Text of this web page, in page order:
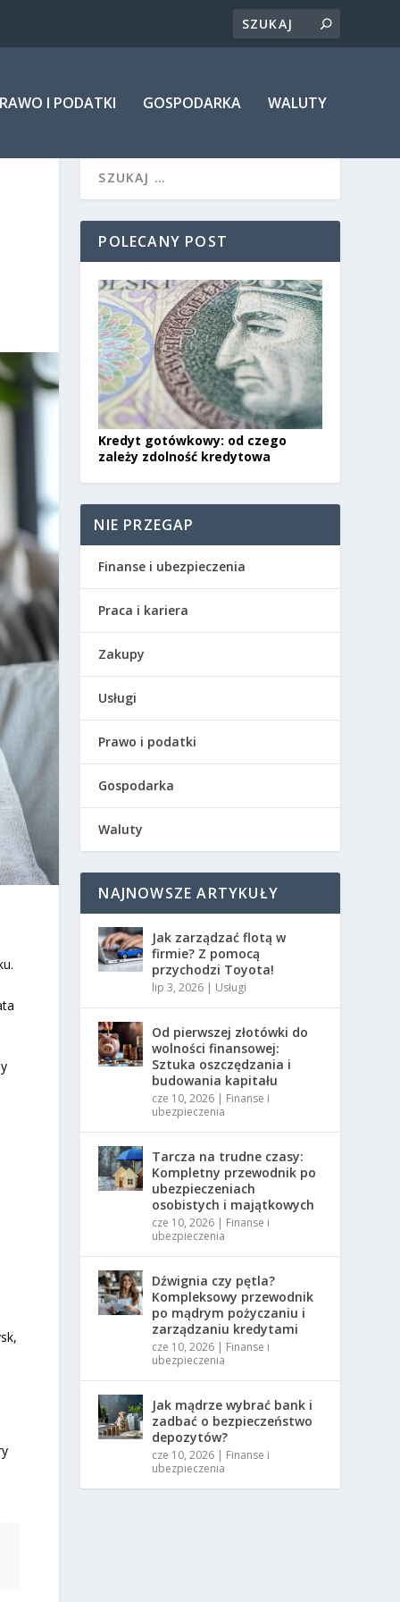
I PODATKI GOSPODARKA WALUTY
POLECANY POST
Kredyt gotówkowy: od czego
zależy zdolność kredytowa
NIE PRZEGAP
Finanse i ubezpieczenia
Praca i kariera
Zakupy
Usługi
Prawo i podatki
Gospodarka
Waluty
NAJNOWSZE ARTYKUŁY
Jak zarządzać flotą w
firmie? Z pomocą
przychodzi Toyota!
lip 3, 2026 | Usługi
Od pierwszej złotówki do
wolności finansowej:
Sztuka oszczędzania i
budowania kapitału
cze 10, 2026 | Finanse i
ubezpieczenia
Tarcza na trudne czasy:
Kompletny przewodnik po
ubezpieczeniach
osobistych i majątkowych
cze 10, 2026 | Finanse i
ubezpieczenia
Dźwignia czy pętla?
Kompleksowy przewodnik
po mądrym pożyczaniu i
zarządzaniu kredytami
cze 10, 2026 | Finanse i
ubezpieczenia
Jak mądrze wybrać bank i
zadbać o bezpieczeństwo
depozytów?
cze 10, 2026 | Finanse i
ubezpieczenia